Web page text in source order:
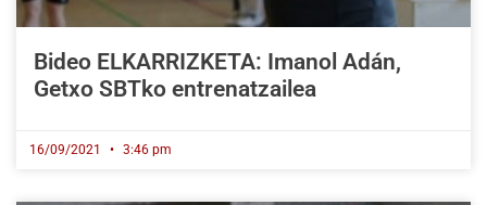
Bideo ELKARRIZKETA: Imanol Adán,
Getxo SBTko entrenatzailea
16/09/2021 3:46 pm